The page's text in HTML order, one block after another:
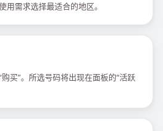
用需求选择最适合的地区。
买”。所选号码将出现在面板的“活跃